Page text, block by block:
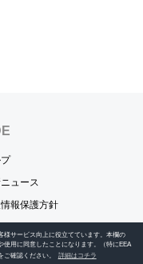
様サービス向上に役立てています。本欄の
使用に同意したことになります。（特にEEA
ご確認ください。
詳細はコチラ
ュース
報保護方針